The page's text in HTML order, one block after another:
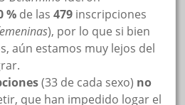
% de las479 inscripciones
), por lo que si bien
aún estamos muy lejos del
(33 de cada sexo) no
que han impedido logar el